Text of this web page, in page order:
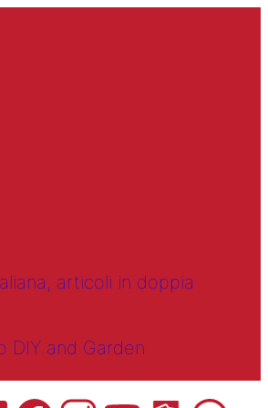
articoli in doppia
DIY and Garden